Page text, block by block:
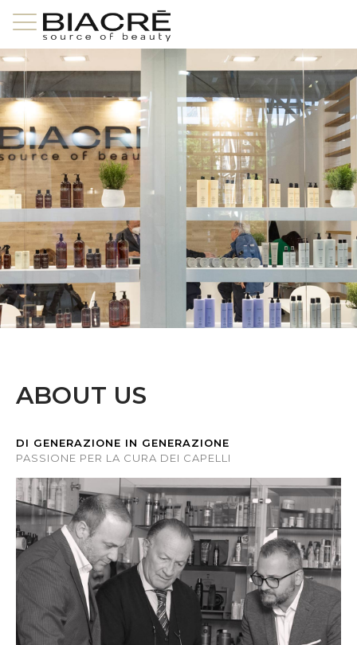
ABOUT US
DI GENERAZIONE IN GENERAZIONE
PASSIONE PER LA CURA DEI CAPELLI